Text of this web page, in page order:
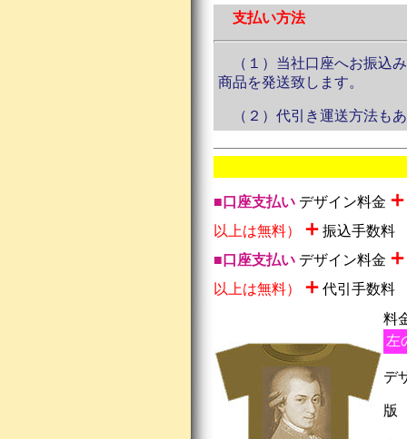
支払い方法
（１）当社口座へお振込
商品を発送致します。
（２）代引き運送方法も
■口座支払い デザイン料金 ＋
以上は無料） ＋ 振込手数料
■口座支払い デザイン料金 ＋
以上は無料） ＋ 代引手数料
料
左
版